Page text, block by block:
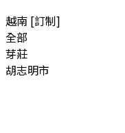
越南 [訂制]
全部
芽莊
胡志明市